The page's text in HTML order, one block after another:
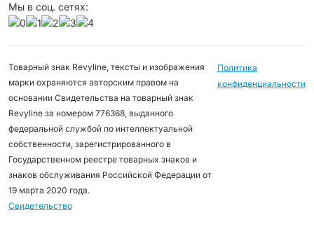
Мы в соц. сетях:
Товарный знак Revyline, тексты и изображения
марки охраняются авторским правом на
основании Свидетельства на товарный знак
Revyline за номером 776368, выданного
федеральной службой по интеллектуальной
собственности, зарегистрированного в
Государственном реестре товарных знаков и
знаков обслуживания Российской Федерации от
19 марта 2020 года.
Свидетельство
Политика
конфиденциальности